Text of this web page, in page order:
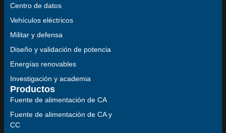
Centro de datos
Vehículos eléctricos
Militar y defensa
Diseño y validación de potencia
Energías renovables
Investigación y academia
Productos
Fuente de alimentación de CA
Fuente de alimentación de CA y
CC